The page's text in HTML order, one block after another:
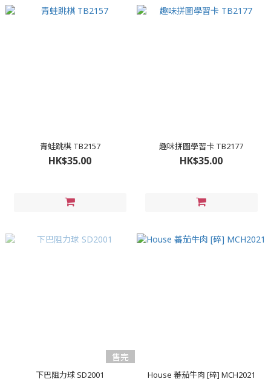
青蛙跳棋 TB2157
HK$35.00
趣味拼圖學習卡 TB2177
HK$35.00
售完
下巴阻力球 SD2001 House 蕃茄牛肉 [碎] MCH2021